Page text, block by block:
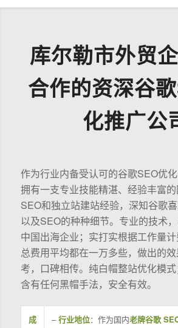
库尔勒市外贸
合作的资深谷
化推广公
作为行业内备受认可的谷歌SEO优
拥有一支专业技能精湛、经验丰富
SEO和独立站建站经验，深知谷歌
以及SEO的种种细节。专业的技术
中国出海企业；实打实根据工作量
总费用平均都在一万多些，做出的
考，口碑相传。纯白帽整站优化模
含有任何黑帽手法，安全有效。
成
–行业地位：作为国内老牌谷歌